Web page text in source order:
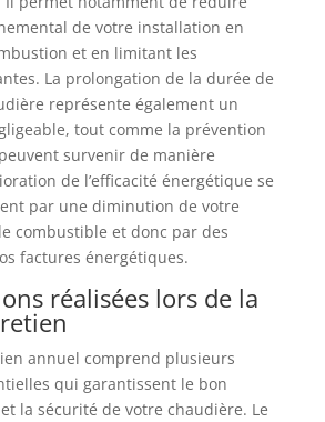
de votre installation en
et en limitant les
La prolongation de la durée de
représente également un
tout comme la prévention
survenir de manière
de l’efficacité énergétique se
par une diminution de votre
combustible et donc par des
factures énergétiques.
réalisées lors de la
annuel comprend plusieurs
qui garantissent le bon
la sécurité de votre chaudière. Le